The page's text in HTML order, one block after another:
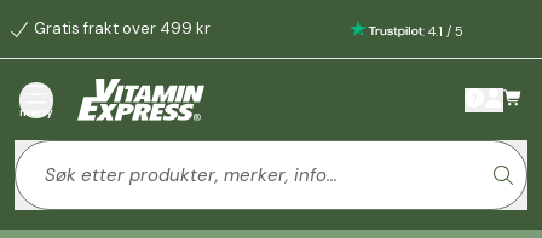
Gratis frakt over 499 kr : 4.1 / 5
meny